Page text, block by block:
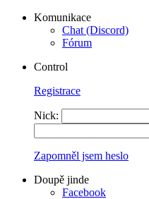
Komunikace
Chat (Discord)
Fórum
Control
Registrace
Nick:
Zapomněl jsem heslo
Doupě jinde
Facebook